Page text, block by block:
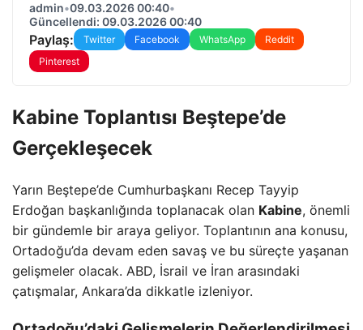
admin•09.03.2026 00:40•
Güncellendi: 09.03.2026 00:40
Paylaş: Twitter Facebook WhatsApp
Reddit
Pinterest
Kabine Toplantısı Beştepe’de
Gerçekleşecek
Yarın Beştepe’de Cumhurbaşkanı Recep Tayyip
Erdoğan başkanlığında toplanacak olan Kabine, önemli
bir gündemle bir araya geliyor. Toplantının ana konusu,
Ortadoğu’da devam eden savaş ve bu süreçte yaşanan
gelişmeler olacak. ABD, İsrail ve İran arasındaki
çatışmalar, Ankara’da dikkatle izleniyor.